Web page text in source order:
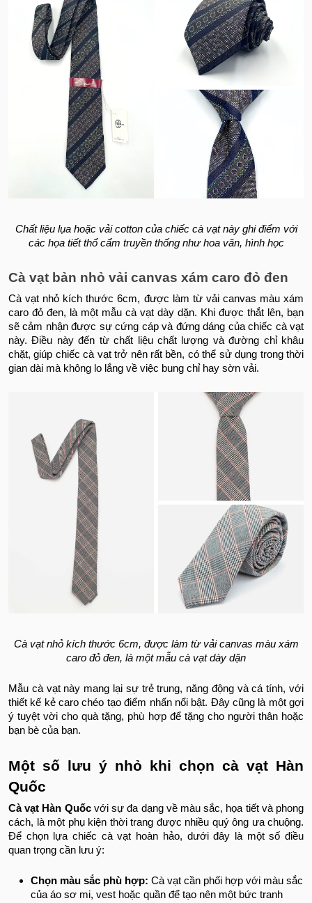
Chất liệu lụa hoặc vải cotton của chiếc cà vạt này ghi điểm với
các họa tiết thổ cẩm truyền thống như hoa văn, hình học
Cà vạt bản nhỏ vải canvas xám caro đỏ đen
Cà vạt nhỏ kích thước 6cm, được làm từ vải canvas màu xám
caro đỏ đen, là một mẫu cà vạt dày dặn. Khi được thắt lên, bạn
sẽ cảm nhận được sự cứng cáp và đứng dáng của chiếc cà vạt
này. Điều này đến từ chất liệu chất lượng và đường chỉ khâu
chặt, giúp chiếc cà vạt trở nên rất bền, có thể sử dụng trong thời
gian dài mà không lo lắng về việc bung chỉ hay sờn vải.
Cà vạt nhỏ kích thước 6cm, được làm từ vải canvas màu xám
caro đỏ đen, là một mẫu cà vạt dày dặn
Mẫu cà vạt này mang lại sự trẻ trung, năng động và cá tính, với
thiết kế kẻ caro chéo tạo điểm nhấn nổi bật. Đây cũng là một gợi
ý tuyệt vời cho quà tặng, phù hợp để tặng cho người thân hoặc
bạn bè của bạn.
Một số lưu ý nhỏ khi chọn cà vạt Hàn
Quốc
Cà vạt Hàn Quốc với sự đa dạng về màu sắc, họa tiết và phong
cách, là một phụ kiện thời trang được nhiều quý ông ưa chuộng.
Để chọn lựa chiếc cà vạt hoàn hảo, dưới đây là một số điều
quan trọng cần lưu ý:
Chọn màu sắc phù hợp: Cà vạt cần phối hợp với màu sắc
của áo sơ mi, vest hoặc quần để tạo nên một bức tranh